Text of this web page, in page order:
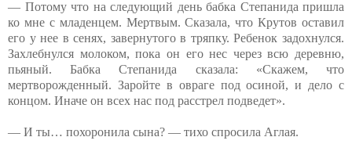
— Потому что на следующий день бабка Степанида пришла
ко мне с младенцем. Мертвым. Сказала, что Крутов оставил
его у нее в сенях, завернутого в тряпку. Ребенок задохнулся.
Захлебнулся молоком, пока он его нес через всю деревню,
пьяный. Бабка Степанида сказала: «Скажем, что
мертворожденный. Заройте в овраге под осиной, и дело с
концом. Иначе он всех нас под расстрел подведет».
— И ты… похоронила сына? — тихо спросила Аглая.